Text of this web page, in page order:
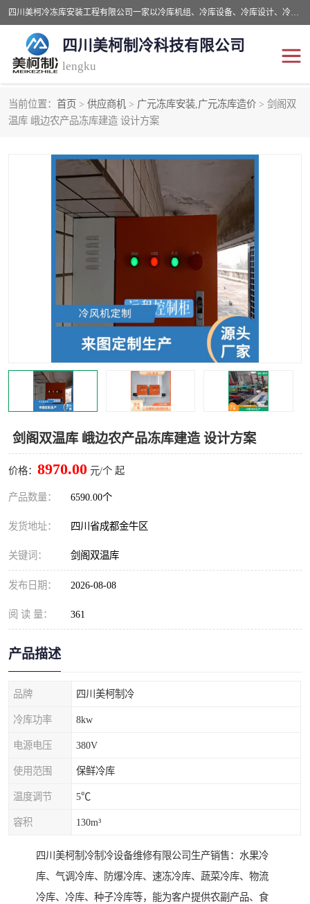
四川美柯冷冻库安装工程有限公司一家以冷库机组、冷库设备、冷库设计、冷冻库设备销售、冷库安装、冻库安装价格及技术服务为一体的综合企业，咨询热线：同等设备材料优惠10% 。公司各种类型安装组合式冷库、冷冻库、冷藏库、气调保鲜库、并提供成套设备供应、安装与调试、维护与维修、技术咨询、操作维修人员技术培训等
四川美柯制冷科技有限公司
lengku
当前位置： 首页 > 供应商机 > 广元冻库安装,广元冻库造价 > 剑阁双
温库 峨边农产品冻库建造 设计方案
剑阁双温库 峨边农产品冻库建造 设计方案
价格： 8970.00 元/个 起
产品数量： 6590.00个
发货地址： 四川省成都金牛区
关键词： 剑阁双温库
发布日期： 2026-08-08
阅 读 量： 361
产品描述
品牌 四川美柯制冷
冷库功率 8kw
电源电压 380V
使用范围 保鲜冷库
温度调节 5℃
容积 130m³
四川美柯制冷制冷设备维修有限公司生产销售：水果冷
库、气调冷库、防爆冷库、速冻冷库、蔬菜冷库、物流
冷库、冷库、种子冷库等，能为客户提供农副产品、食
冷库安装，冷库价格
成都冻库，成都冻库价格 绵阳冻库,绵阳保鲜冷库
德阳冻库安装，德阳冷库 广元冻库安装,广元冻库造
南充冻库设计,南充冻库安
资阳冻库，资阳冻库安装 泸州冻库，泸州冷库
自贡冻库组装
雅安冷库,雅安冻库 攀枝花冻库
冻库安装，小型冻库造价
内江冷库，内江冻库 宜宾冷库，宜宾冻库设备